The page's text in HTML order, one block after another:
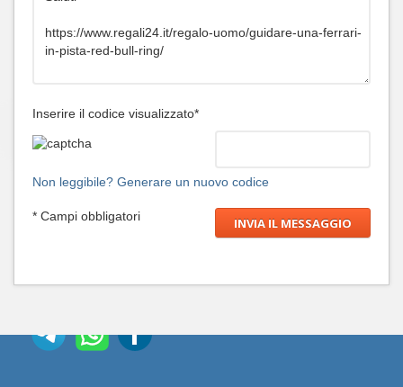
Inserire il codice visualizzato*
Non leggibile? Generare un nuovo codice
* Campi obbligatori